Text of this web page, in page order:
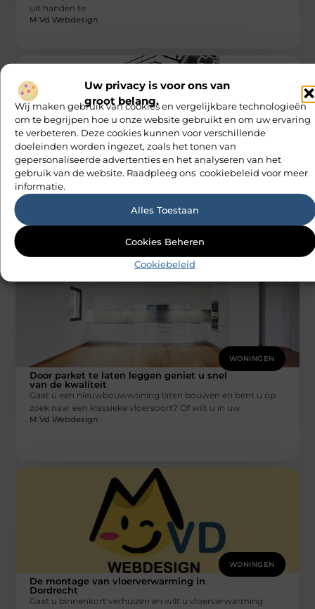
Uw privacy is voor ons van
groot belang.
Wij maken gebruik van cookies en vergelijkbare technologieën
om te begrijpen hoe u onze website gebruikt en om uw ervaring
te verbeteren. Deze cookies kunnen voor verschillende
doeleinden worden ingezet, zoals het tonen van
gepersonaliseerde advertenties en het analyseren van het
gebruik van de website. Raadpleeg ons cookiebeleid voor meer
informatie.
Alles Toestaan
Cookies Beheren
Cookiebeleid
uit handen te
M Vd Webdesign
WONINGEN
De voordelen van 3 dubbelglas voor
bedrijfspanden
Wilt u uw bedrijfspand optimaal isoleren, zodat u beschut
M Vd Webdesign
WONINGEN
Door parket te laten leggen geniet u snel
van de kwaliteit
Gaat u een nieuwbouwwoning laten bouwen en bent u op
zoek naar een klassieke vloersoort? Of wilt u in uw
M Vd Webdesign
WONINGEN
De montage van vloerverwarming in
Dordrecht
Gaat u binnenkort verhuizen en wilt u vloerverwarming